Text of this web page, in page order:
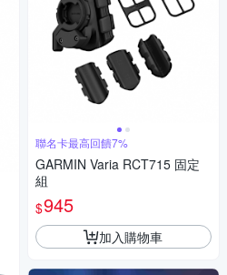
聯名卡最高回饋7%
GARMIN Varia RCT715 固定
組
$945
加入購物車